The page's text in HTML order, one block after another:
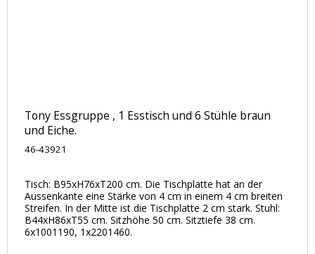
Tony Essgruppe , 1 Esstisch und 6 Stühle braun
und Eiche.
46-43921
Tisch: B95xH76xT200 cm. Die Tischplatte hat an der
Aussenkante eine Stärke von 4 cm in einem 4 cm breiten
Streifen. In der Mitte ist die Tischplatte 2 cm stark. Stuhl:
B44xH86xT55 cm. Sitzhöhe 50 cm. Sitztiefe 38 cm.
6x1001190, 1x2201460.